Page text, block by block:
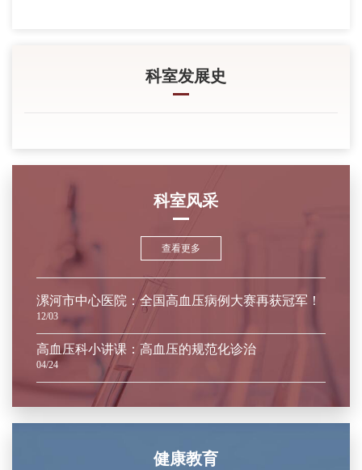
科室发展史
科室风采
查看更多
漯河市中心医院：全国高血压病例大赛再获冠军！
12/03
高血压科小讲课：高血压的规范化诊治
04/24
健康教育